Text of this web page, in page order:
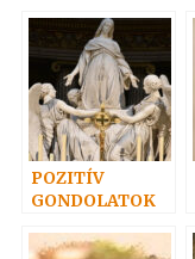
POZITÍV
GONDOLATOK